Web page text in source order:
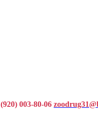
003-80-06